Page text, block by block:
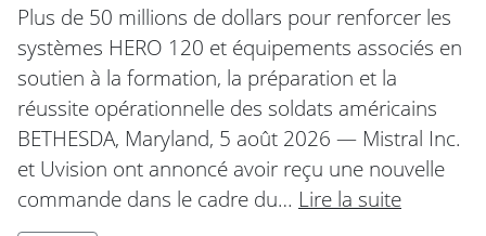
Plus de 50 millions de dollars pour renforcer les
systèmes HERO 120 et équipements associés en
soutien à la formation, la préparation et la
réussite opérationnelle des soldats américains
BETHESDA, Maryland, 5 août 2026 — Mistral Inc.
et Uvision ont annoncé avoir reçu une nouvelle
commande dans le cadre du… Lire la suite